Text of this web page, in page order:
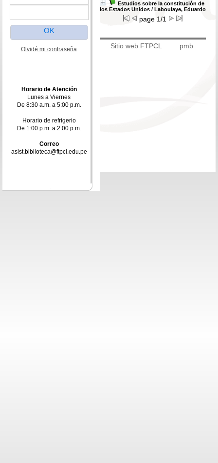
Estudios sobre la constitución de
los Estados Unidos / Laboulaye, Eduardo
page 1/1
Sitio web FTPCL pmb
Olvidé mi contraseña
Horario de Atención
Lunes a Viernes
De 8:30 a.m. a 5:00 p.m.
Horario de refrigerio
De 1:00 p.m. a 2:00 p.m.
Correo
asist.biblioteca@ftpcl.edu.pe